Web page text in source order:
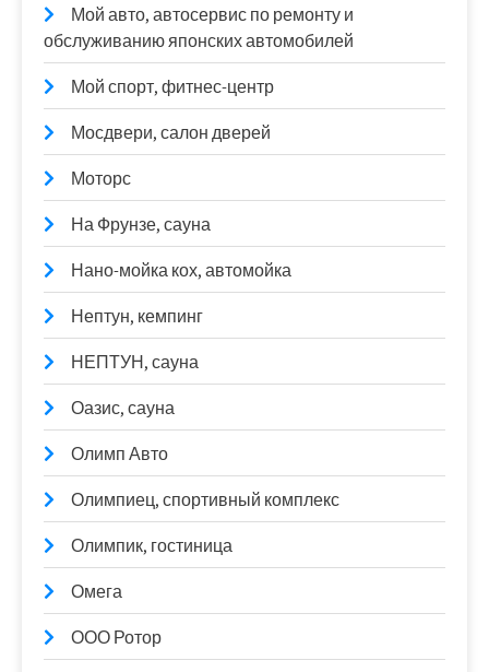
Мой авто, автосервис по ремонту и
обслуживанию японских автомобилей
Мой спорт, фитнес-центр
Мосдвери, салон дверей
Моторс
На Фрунзе, сауна
Нано-мойка кох, автомойка
Нептун, кемпинг
НЕПТУН, сауна
Оазис, сауна
Олимп Авто
Олимпиец, спортивный комплекс
Олимпик, гостиница
Омега
ООО Ротор